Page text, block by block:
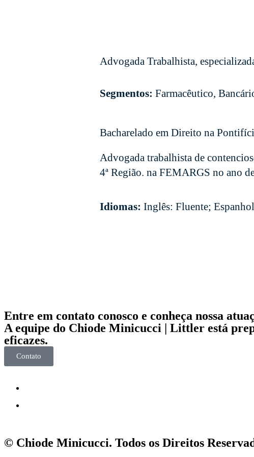
Advogada Trabalhista,
Segmentos: Farmacêutico,
Bacharelado em Direito na
Advogada trabalhista de
4ª Região. na FEMARGS no ano
Idiomas: Inglês: Fluente;
Entre em contato conosco e conheça nossa
A equipe do Chiode Minicucci | Littler está
eficazes.
Contato
© Chiode Minicucci. Todos os Direitos